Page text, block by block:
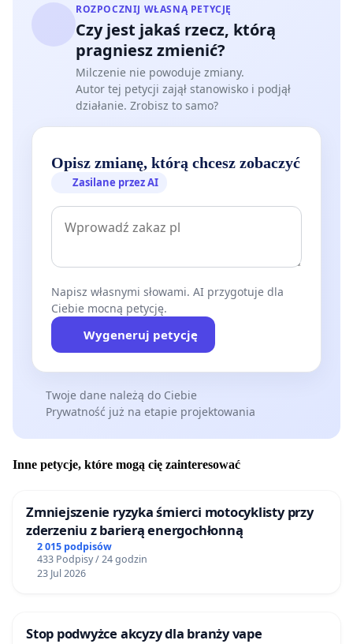
ROZPOCZNIJ WŁASNĄ PETYCJĘ
Czy jest jakaś rzecz, którą
pragniesz zmienić?
Milczenie nie powoduje zmiany.
Autor tej petycji zajął stanowisko i podjął
działanie. Zrobisz to samo?
Opisz zmianę, którą chcesz zobaczyć
Zasilane przez AI
Napisz własnymi słowami. AI przygotuje dla
Ciebie mocną petycję.
Wygeneruj petycję
Twoje dane należą do Ciebie
Prywatność już na etapie projektowania
Inne petycje, które mogą cię zainteresować
Zmniejszenie ryzyka śmierci motocyklisty przy
zderzeniu z barierą energochłonną
2 015 podpisów
433 Podpisy / 24 godzin
23 Jul 2026
Stop podwyżce akcyzy dla branży vape